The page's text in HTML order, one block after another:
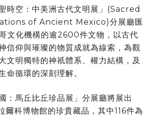
時空：中美洲古代文明展」(Sacred
of Ancient Mexico)分展廳匯
文化機構的逾2600件文物，以古代
信仰與璀璨的物質成就為線索，為觀
文明獨特的神祇體系、權力結構，及
命循環的深刻理解。
：馬丘比丘珍品展」分展廳將展出
爾科博物館的珍貴藏品，其中116件為